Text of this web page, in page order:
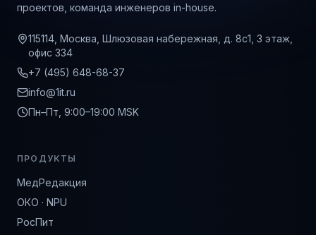
проектов, команда инженеров in-house.
115114, Москва, Шлюзовая набережная, д. 8с1, 3 этаж,
офис 334
+7 (495) 648-68-37
info@1it.ru
Пн–Пт, 9:00–19:00 MSK
ПРОДУКТЫ
МедРедакция
ОКО · NPU
РосПит